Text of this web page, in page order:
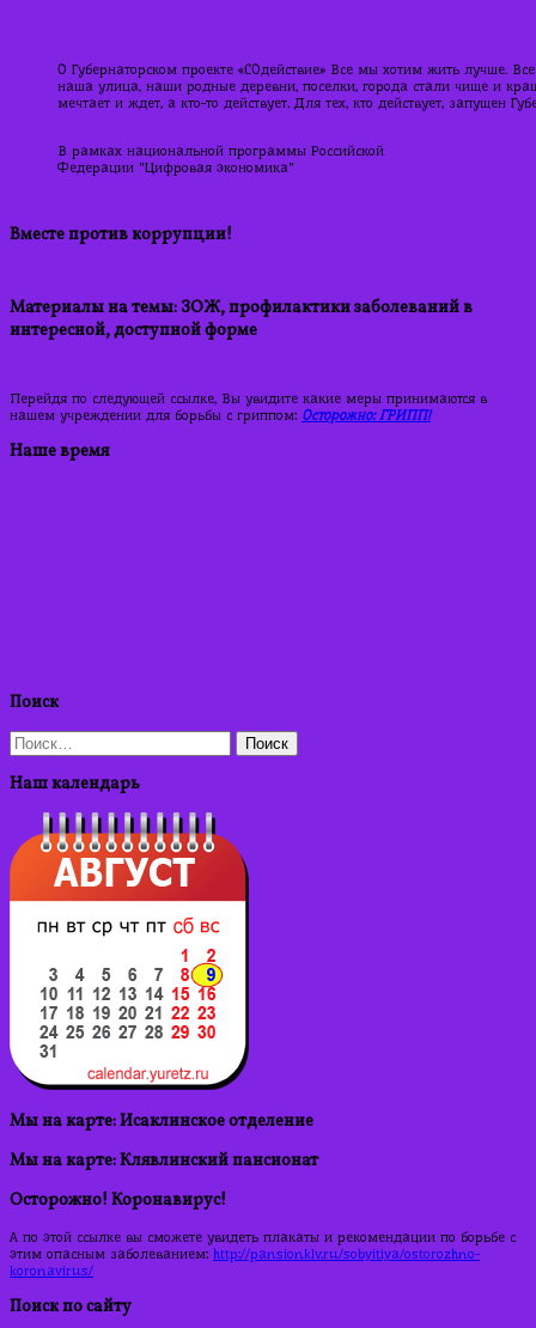
О Губернаторском проекте «СОдействие» Все мы хотим жить лучше.
наша улица, наши родные деревни, поселки, города стали чище и
мечтает и ждет, а кто-то действует. Для тех, кто действует, запущен
В рамках национальной программы Российской
Федерации "Цифровая экономика"
Вместе против коррупции!
Материалы на темы: ЗОЖ, профилактики заболеваний в
интересной, доступной форме
Перейдя по следующей ссылке, Вы увидите какие меры принимаются в
нашем учреждении для борьбы с гриппом: Осторожно: ГРИПП!
Наше время
Поиск
Найти:
Наш календарь
Мы на карте: Исаклинское отделение
Мы на карте: Клявлинский пансионат
Осторожно! Коронавирус!
А по этой ссылке вы сможете увидеть плакаты и рекомендации по борьбе с
этим опасным заболеванием: http://pansionklv.ru/sobyitiya/ostorozhno-
koronavirus/
Поиск по сайту